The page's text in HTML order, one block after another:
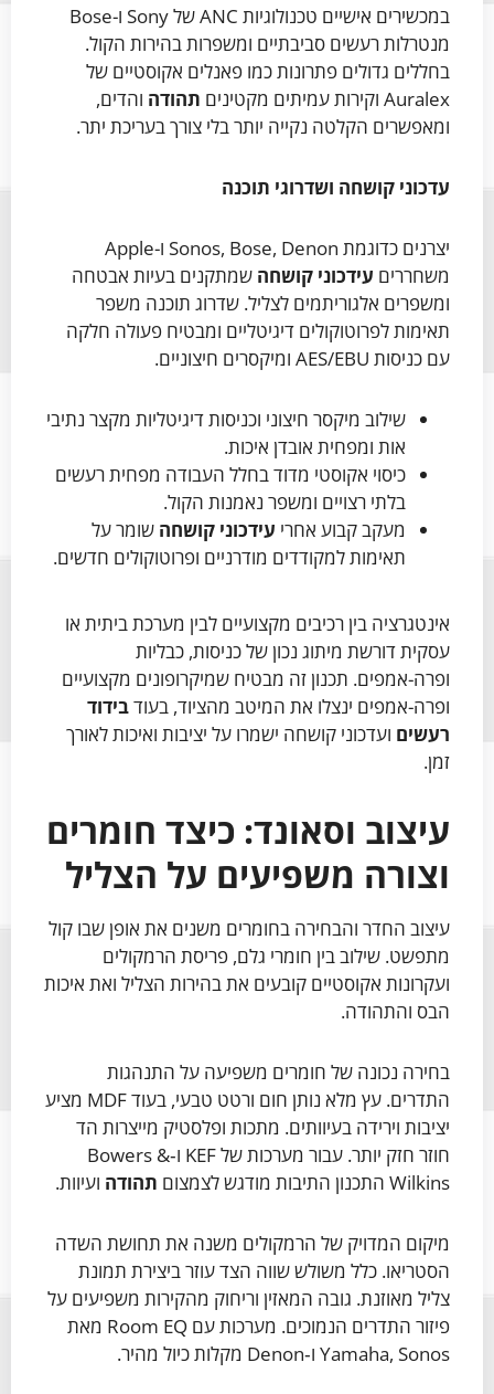
במכשירים אישיים טכנולוגיות ANC של Sony ו-Bose
מנטרלות רעשים סביבתיים ומשפרות בהירות הקול.
בחללים גדולים פתרונות כמו פאנלים אקוסטיים של
Auralex וקירות עמיתים מקטינים
תהודה והדים,
ומאפשרים הקלטה נקייה יותר בלי צורך בעריכת יתר.
עדכוני קושחה ושדרוגי תוכנה
יצרנים כדוגמת Sonos, Bose, Denon ו-Apple
משחררים עידכוני קושחה שמתקנים בעיות אבטחה
ומשפרים אלגוריתמים לצליל. שדרוג תוכנה משפר
תאימות לפרוטוקולים דיגיטליים ומבטיח פעולה חלקה
עם כניסות AES/EBU ומיקסרים חיצוניים.
שילוב מיקסר חיצוני וכניסות דיגיטליות מקצר נתיבי
אות ומפחית אובדן איכות.
כיסוי אקוסטי מדוד בחלל העבודה מפחית רעשים
בלתי רצויים ומשפר נאמנות הקול.
מעקב קבוע אחרי עידכוני קושחה שומר על
תאימות למקודדים מודרניים ופרוטוקולים חדשים.
אינטגרציה בין רכיבים מקצועיים לבין מערכת ביתית או
עסקית דורשת מיתוג נכון של כניסות, כבליות
ופרה-אמפים. תכנון זה מבטיח שמיקרופונים מקצועיים
ופרה-אמפים ינצלו את המיטב מהציוד, בעודבידוד
רעשים ועדכוני קושחה ישמרו על יציבות ואיכות לאורך
זמן.
עיצוב וסאונד: כיצד חומרים
וצורה משפיעים על הצליל
עיצוב החדר והבחירה בחומרים משנים את אופן שבו קול
מתפשט. שילוב בין חומרי גלם, פריסת הרמקולים
ועקרונות אקוסטיים קובעים את בהירות הצליל ואת איכות
הבס והתהודה.
בחירה נכונה של חומרים משפיעה על התנהגות
התדרים. עץ מלא נותן חום ורטט טבעי, בעוד MDF מציע
יציבות וירידה בעיוותים. מתכות ופלסטיק מייצרות הד
חוזר חזק יותר. עבור מערכות של KEF ו‑Bowers &
Wilkins התכנון התיבות מודגש לצמצום
תהודה ועיוות.
מיקום המדויק של הרמקולים משנה את תחושת השדה
הסטריאו. כלל משולש שווה הצד עוזר ביצירת תמונת
צליל מאוזנת. גובה המאזין וריחוק מהקירות משפיעים על
פיזור התדרים הנמוכים. מערכות עם Room EQ מאת
Yamaha, Sonos ו‑Denon מקלות כיול מהיר.